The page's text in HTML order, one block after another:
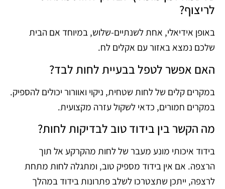
לריצוף?
באופן אידיאלי, אחת לשנתיים-שלוש, במיוחד אם הבית
שלכם נמצא באזור עם אקלים לח.
האם אפשר לטפל בבעיית לחות לבד?
במקרים קלים של לחות שטחית, ניקוי ואוורור יכולים להספיק.
במקרים חמורים, כדאי לשקול עזרה מקצועית.
מה הקשר בין בידוד טוב לבדיקות לחות?
בידוד איכותי מונע מעבר של לחות מהקרקע אל תוך
הרצפה. אם אין בידוד מספיק טוב, ומתגלה לחות מתחת
לרצפה, ייתכן שתצטרכו לשלב פתרונות בידוד במהלך